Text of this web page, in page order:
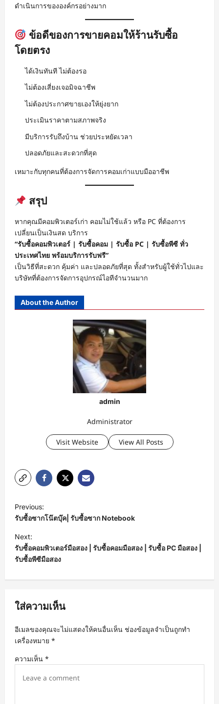
ดำเนินการขององค์กรอย่างมาก
ข้อดีของการขายคอมให้ร้านรับซื้อ
โดยตรง
ได้เงินทันที ไม่ต้องรอ
ไม่ต้องเสี่ยงเจอมิจฉาชีพ
ไม่ต้องประกาศขายเองให้ยุ่งยาก
ประเมินราคาตามสภาพจริง
มีบริการรับถึงบ้าน ช่วยประหยัดเวลา
ปลอดภัยและสะดวกที่สุด
เหมาะกับทุกคนที่ต้องการจัดการคอมเก่าแบบมืออาชีพ
สรุป
หากคุณมีคอมพิวเตอร์เก่า คอมไม่ใช้แล้ว หรือ PC ที่ต้องการ
เปลี่ยนเป็นเงินสด บริการ
“รับซื้อคอมพิวเตอร์ | รับซื้อคอม | รับซื้อ PC | รับซื้อพีซี ทั่ว
ประเทศไทย พร้อมบริการรับฟรี”
เป็นวิธีที่สะดวก คุ้มค่า และปลอดภัยที่สุด ทั้งสำหรับผู้ใช้ทั่วไปและ
บริษัทที่ต้องการจัดการอุปกรณ์ไอทีจำนวนมาก
About the Author
admin
Administrator
Visit Website View All Posts
P
o
s
t
n
a
i
a
i
Previous:
รับซื้อซากโน๊ตบุ๊ค| รับซื้อซาก Notebook
Next:
รับซื้อคอมพิวเตอร์มือสอง | รับซื้อคอมมือสอง | รับซื้อ PC มือสอง |
รับซื้อพีซีมือสอง
ใส่ความเห็น
อีเมลของคุณจะไม่แสดงให้คนอื่นเห็น ช่องข้อมูลจำเป็นถูกทำ
เครื่องหมาย *
ความเห็น *